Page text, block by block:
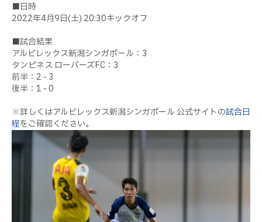
■日時
2022年4月9日(土) 20:30キックオフ
■試合結果
アルビレックス新潟シンガポール：3
タンピネス ローバーズFC：3
前半：2 - 3
後半：1 - 0
※詳しくはアルビレックス新潟シンガポール 公式サイトの試合日
程をご確認ください。